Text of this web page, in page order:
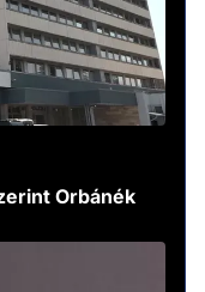
Orbánék